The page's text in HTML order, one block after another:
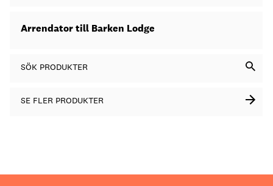
Arrendator till Barken Lodge
SÖK PRODUKTER
SE FLER PRODUKTER